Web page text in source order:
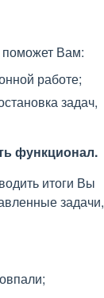
поможет Вам:
работе;
задач,
функционал.
итоги Вы
задачи,